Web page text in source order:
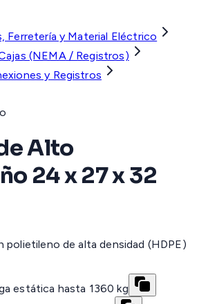
Ferretería y Material Eléctrico
(NEMA / Registros)
y Registros
Alto
24 x 27 x 32
polietileno de alta densidad (HDPE)
estática hasta 1360 kg